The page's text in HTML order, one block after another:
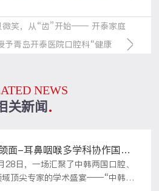
微笑，从“齿”开始—— 开泰家庭
予青岛开泰医院口腔科“健康
NEWS
关新闻
面-耳鼻咽喉多学科协作国际
落幕
28日，一场汇聚了中韩两国口腔、
域顶尖专家的学术盛宴——“中韩口